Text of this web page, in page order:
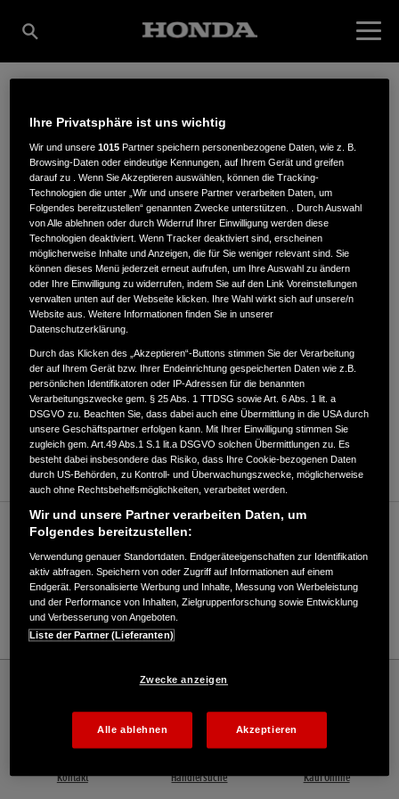
SPORTBOOTE &
INDUSTRIE-MOTOREN
OLAF LINGROEN
Feldstraße 21,18442,
ANFAHRTSBESCHREIBUNG ANFORDERN
WEBSITE
Verkauf / Kundendienst
03831/491681
E-Mail
Deutschland Offizielle Website | The Power of Dreams
Kontakt Händlersuche Kauf Online
Ihre Privatsphäre ist uns wichtig
Wir und unsere1015 Partner speichern personenbezogene Daten, wie z. B.
Browsing-Daten oder eindeutige Kennungen, auf Ihrem Gerät und greifen
darauf zu . Wenn Sie Akzeptieren auswählen, können die Tracking-
Technologien die unter „Wir und unsere Partner verarbeiten Daten, um
Folgendes bereitzustellen“ genannten Zwecke unterstützen. . Durch Auswahl
von Alle ablehnen oder durch Widerruf Ihrer Einwilligung werden diese
Technologien deaktiviert. Wenn Tracker deaktiviert sind, erscheinen
möglicherweise Inhalte und Anzeigen, die für Sie weniger relevant sind. Sie
können dieses Menü jederzeit erneut aufrufen, um Ihre Auswahl zu ändern
oder Ihre Einwilligung zu widerrufen, indem Sie auf den Link Voreinstellungen
verwalten unten auf der Webseite klicken. Ihre Wahl wirkt sich auf unsere/n
Website aus. Weitere Informationen finden Sie in unserer
Datenschutzerklärung.
Durch das Klicken des „Akzeptieren“-Buttons stimmen Sie der Verarbeitung
der auf Ihrem Gerät bzw. Ihrer Endeinrichtung gespeicherten Daten wie z.B.
persönlichen Identifikatoren oder IP-Adressen für die benannten
Verarbeitungszwecke gem. § 25 Abs. 1 TTDSG sowie Art. 6 Abs. 1 lit. a
DSGVO zu. Beachten Sie, dass dabei auch eine Übermittlung in die USA durch
unsere Geschäftspartner erfolgen kann. Mit Ihrer Einwilligung stimmen Sie
zugleich gem. Art.49 Abs.1 S.1 lit.a DSGVO solchen Übermittlungen zu. Es
besteht dabei insbesondere das Risiko, dass Ihre Cookie-bezogenen Daten
durch US-Behörden, zu Kontroll- und Überwachungszwecke, möglicherweise
auch ohne Rechtsbehelfsmöglichkeiten, verarbeitet werden.
Wir und unsere Partner verarbeiten Daten, um
Folgendes bereitzustellen:
Verwendung genauer Standortdaten. Endgeräteeigenschaften zur Identifikation
aktiv abfragen. Speichern von oder Zugriff auf Informationen auf einem
Endgerät. Personalisierte Werbung und Inhalte, Messung von Werbeleistung
und der Performance von Inhalten, Zielgruppenforschung sowie Entwicklung
und Verbesserung von Angeboten.
Liste der Partner (Lieferanten)
Zwecke anzeigen
Alle ablehnen Akzeptieren